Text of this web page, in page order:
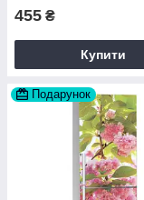
455 ₴
Купити
Подарунок